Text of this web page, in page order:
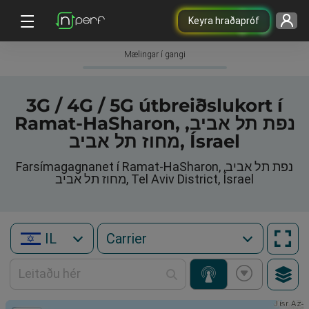
Keyra hraðapróf
Mælingar í gangi
3G / 4G / 5G útbreiðslukort í
Ramat-HaSharon, נפת תל אביב,
מחוז תל אביב, Ísrael
Farsímagagnanet í Ramat-HaSharon, נפת תל אביב,
מחוז תל אביב, Tel Aviv District, Ísrael
IL